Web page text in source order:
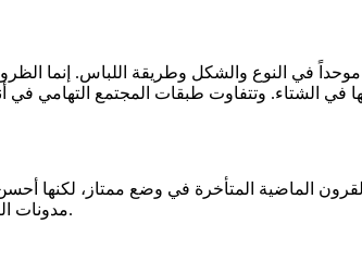
موحداً في النوع والشكل وطريقة اللباس. إنما
الماضية المتأخرة في وضع ممتاز، لكنها
مدونات الرحالة، بعض الألبسة الرجالية والنسائية في الطائف، وبيشة، وأبها، والنماص، ونجران خلال القرنين (13ــ14هـ/19ــ20م).